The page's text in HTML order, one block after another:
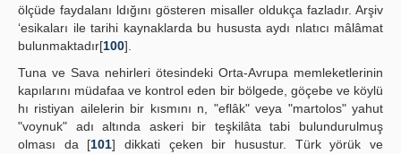
ölçüde faydalanı ldığını gösteren misaller oldukça fazladır. Arşiv
‘esikaları ile tarihi kaynaklarda bu hususta aydı nlatıcı mâlâmat
bulunmaktadır[100].
Tuna ve Sava nehirleri ötesindeki Orta-Avrupa memleketlerinin
kapılarını müdafaa ve kontrol eden bir bölgede, göçebe ve köylü
hı ristiyan ailelerin bir kısmını n, "eflâk" veya "martolos" yahut
"voynuk" adı altında askeri bir teşkilâta tabi bulundurulmuş
olması da [101] dikkati çeken bir husustur. Türk yörük ve